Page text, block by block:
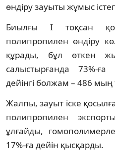
өндіру зауыты жұмыс
Биылғы І тоқсан
полипропилен өндіру
құрады, бұл өткен
салыстырғанда 73%-
дейінгі болжам – 486 мың
Жалпы, зауыт іске
полипропилен
ұлғайды,
17%-ға дейін қысқарды.